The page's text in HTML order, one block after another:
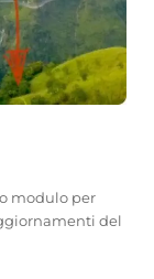
modulo per
del